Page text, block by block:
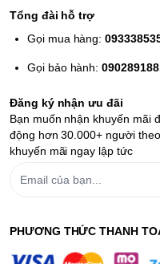
Tổng đài hỗ trợ
Gọi mua hàng:
Gọi bảo hành:
Đăng ký nhận ưu đãi
Bạn muốn nhận khuyến mãi
động hơn 30.000+ người
khuyến mãi ngay lập tức
PHƯƠNG THỨC THANH